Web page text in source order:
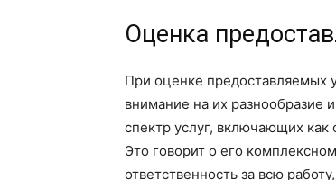
Оценка
При оценке предоставляемых
внимание на их разнообразие
спектр услуг, включающих
Это говорит о его
ответственность за всю